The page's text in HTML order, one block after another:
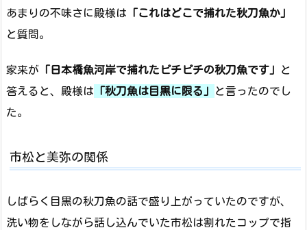
あまりの不味さに殿様は 「これはどこで捕れた秋刀魚か」
と質問。
家来が 「日本橋魚河岸で捕れたピチピチの秋刀魚です」 と
答えると、殿様は 「秋刀魚は目黒に限る」 と言ったのでし
た。
市松と美弥の関係
しばらく目黒の秋刀魚の話で盛り上がっていたのですが、
洗い物をしながら話し込んでいた市松は割れたコップで指